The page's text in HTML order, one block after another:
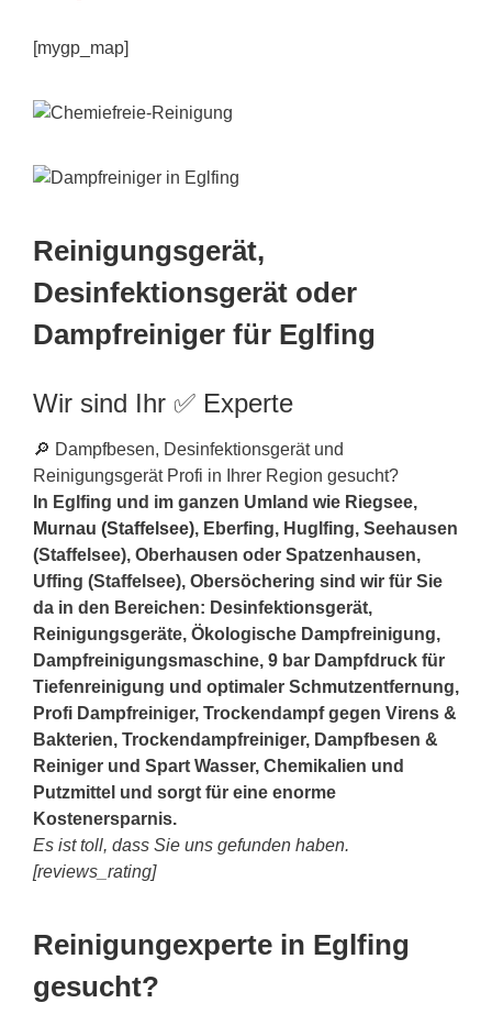
[mygp_map]
Reinigungsgerät,
Desinfektionsgerät oder
Dampfreiniger für Eglfing
Wir sind Ihr ✅ Experte
🔎 Dampfbesen, Desinfektionsgerät und
Reinigungsgerät Profi in Ihrer Region gesucht?
In Eglfing und im ganzen Umland wie Riegsee,
Murnau (Staffelsee), Eberfing, Huglfing, Seehausen
(Staffelsee), Oberhausen oder Spatzenhausen,
Uffing (Staffelsee), Obersöchering sind wir für Sie
da in den Bereichen: Desinfektionsgerät,
Reinigungsgeräte, Ökologische Dampfreinigung,
Dampfreinigungsmaschine, 9 bar Dampfdruck für
Tiefenreinigung und optimaler Schmutzentfernung,
Profi Dampfreiniger, Trockendampf gegen Virens &
Bakterien, Trockendampfreiniger, Dampfbesen &
Reiniger und Spart Wasser, Chemikalien und
Putzmittel und sorgt für eine enorme
Kostenersparnis.
Es ist toll, dass Sie uns gefunden haben.
[reviews_rating]
Reinigungexperte in Eglfing
gesucht?